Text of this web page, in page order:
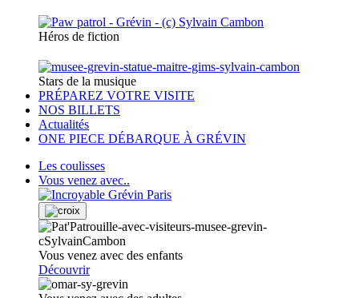
Héros de fiction
Stars de la musique
PRÉPAREZ VOTRE VISITE
NOS BILLETS
Actualités
ONE PIECE DÉBARQUE À GRÉVIN
Les coulisses
Vous venez avec..
Vous venez avec des enfants
Découvrir